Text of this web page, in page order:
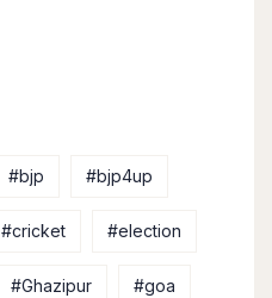
#bjp #bjp4up
#cricket #election
#Ghazipur #goa